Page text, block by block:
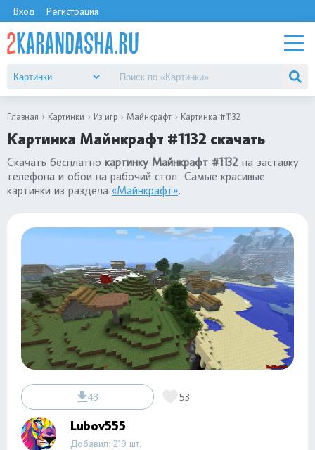
Вход Регистрация
Главная Картинки Из игр Майнкрафт Картинка #1132
Картинка Майнкрафт #1132 скачать
Скачать бесплатно картинку Майнкрафт #1132 на заставку
телефона и обои на рабочий стол. Самые красивые
картинки из раздела «Майнкрафт».
43 53
Lubov555
Добавил: 219 шт.